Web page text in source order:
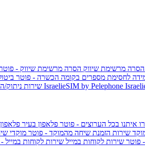
הסרה מרשימת שיווק הסרה מרשימת שיווק -
לחסימת מספרים בקומה הכשרה - פוטר
שירות IsraelieSIM by Pelephone
איתנו בכל הערוצים - פוטר פלאפון בעיר
שירות הזמנת שיחה מהמוקד - פוטר מוקדי
פוטר שירות לקוחות במייל שירות לקוחות במייל